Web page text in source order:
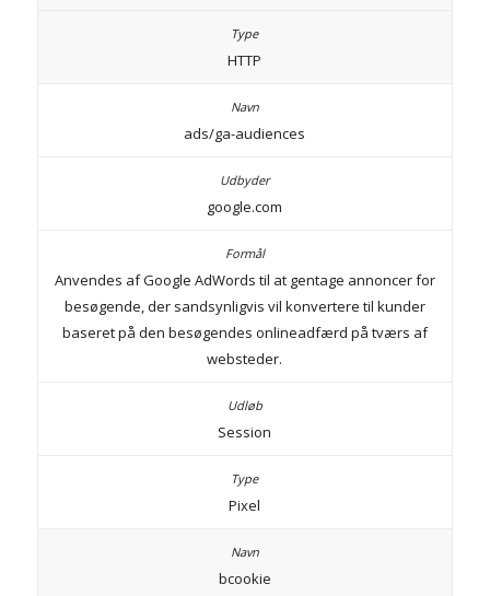
HTTP
ads/ga-audiences
google.com
Anvendes af Google AdWords til at gentage annoncer for
besøgende, der sandsynligvis vil konvertere til kunder
baseret på den besøgendes onlineadfærd på tværs af
websteder.
Session
Pixel
bcookie